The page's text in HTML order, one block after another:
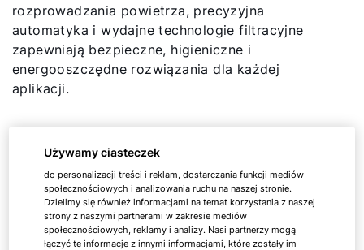
rozprowadzania powietrza, precyzyjna
automatyka i wydajne technologie filtracyjne
zapewniają bezpieczne, higieniczne i
energooszczędne rozwiązania dla każdej
aplikacji.
Od fachowego doradztwa, przez przemyślane
planowanie i szerokie portfolio produktów, po
efektywne systemy sterowania i globalny serwis
– z WOLF otrzymujesz wszystko z jednej ręki.
Tak właśnie działa współpraca z WOLF.
Używamy ciasteczek
do personalizacji treści i reklam, dostarczania funkcji mediów
społecznościowych i analizowania ruchu na naszej stronie.
Dzielimy się również informacjami na temat korzystania z naszej
strony z naszymi partnerami w zakresie mediów
społecznościowych, reklamy i analizy. Nasi partnerzy mogą
łączyć te informacje z innymi informacjami, które zostały im